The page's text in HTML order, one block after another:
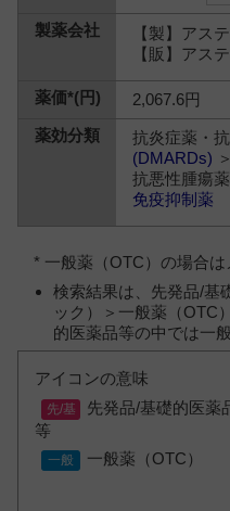
【製】アス
【販】アス
2,067.6円
抗炎症薬・
(DMARDs) ＞
抗悪性腫瘍
免疫抑制薬
* 一般薬（OTC）の場合
検索結果は、先発品/基
ック）＞一般薬（OTC
的医薬品等の中では一
アイコンの意味
先発品/基礎的医薬
等
一般薬（OTC）